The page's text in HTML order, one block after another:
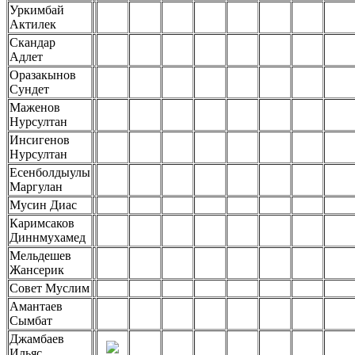
Уркимбай
Актилек
Скандар
Адлет
Оразакынов
Сундет
Маженов
Нурсултан
Инсигенов
Нурсултан
Есенболдыулы
Маргулан
Мусин Диас
Каримсаков
Диннмухамед
Мельдешев
Жансерик
Совет Муслим
Амантаев
Сымбат
Джамбаев